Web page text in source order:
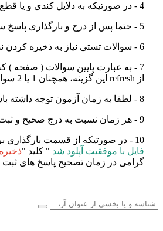
4 - در صورتیکه به دلایل کندی و یا قطع شدن اینترنت با مشکل روبرو شدید، کافی است یک بار مرورگر خود را ببندید ( پایان آزمون را نزنید) و دوباره وارد سایت شده و آزمون خود را ادامه دهید
5 - حتما پس از درج و بارگذاری پاسخ سوالات تشریحی، گزینه
6 - سوالات تستی نیاز به ذخیره کردن ندارند و پس از انتخاب یکی از گزینه ها ، به صورت سیستمی ذخیره و ثبت می شود
7 - به عبارت پایین سوالات ( صفحه ) که تعداد سوالات بی پاسخ را به شما نشان می دهد توجه نمایید تا گزینه ای بدون پاسخ نمانده باشد. (
از refresh این گزینه، همچنان 1 یا 2 سوال را بدون پاسخ نشان می دهد نگران نباشید
8 - لطفا به زمان آزمون توجه داشته باشید زیرا آزمون پس از اتمام زمان تعیین شده، به صورت خودکار بسته و پایان داده می شود
9 - هر زمان نسبت به درج صحیح و ثبت کامل پاسخ های خود مطمئن بودید؛ دکمه پایان آزمون را بزنید
10 - در صورتیکه از قسمت بارگذاری برای ارسال پاسخ خود اقدام می نمایید، حتما در کادر پاسخ بنویسید "
فایل با موفقیت آپلود شد " کلید "ذخیره
گرامی در زمان تصحیح پاسخ های ثبت